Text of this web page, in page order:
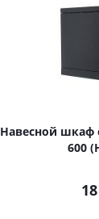
Навесной шкаф
600